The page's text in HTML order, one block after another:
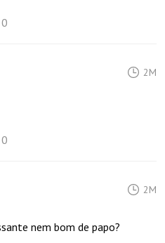
0
2M
0
2M
nem bom de papo?